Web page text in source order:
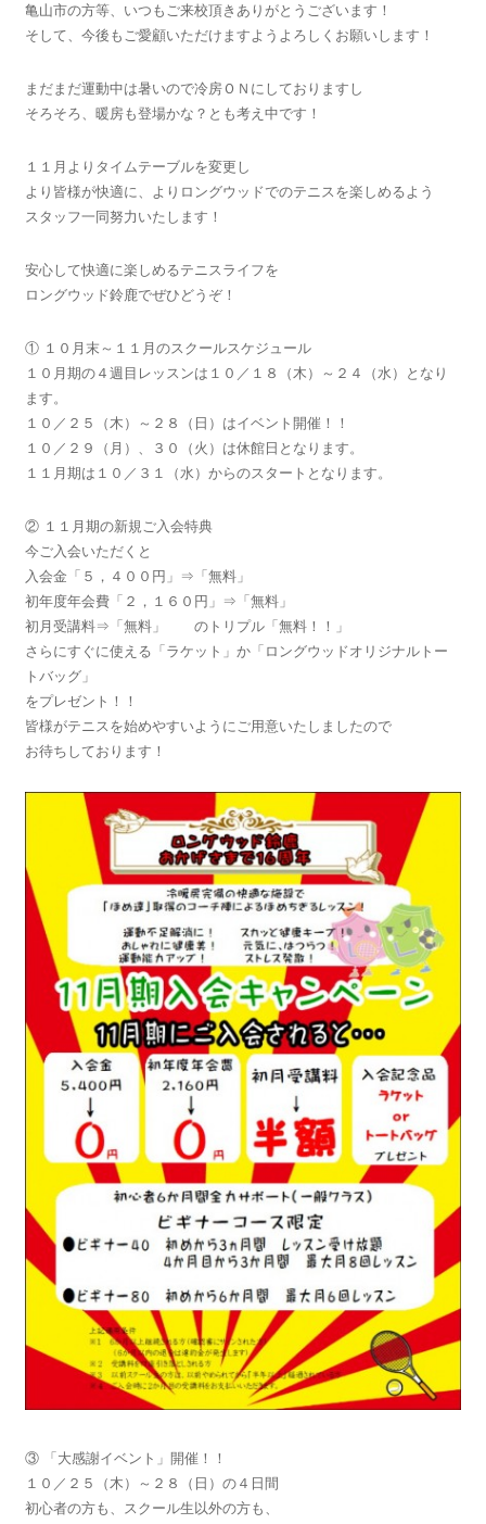
亀山市の方等、いつもご来校頂きありがとうございます！
そして、今後もご愛顧いただけますようよろしくお願いします！
まだまだ運動中は暑いので冷房ＯＮにしておりますし
そろそろ、暖房も登場かな？とも考え中です！
１１月よりタイムテーブルを変更し
より皆様が快適に、よりロングウッドでのテニスを楽しめるよう
スタッフ一同努力いたします！
安心して快適に楽しめるテニスライフを
ロングウッド鈴鹿でぜひどうぞ！
① １０月末～１１月のスクールスケジュール
１０月期の４週目レッスンは１０／１８（木）～２４（水）となり
ます。
１０／２５（木）～２８（日）はイベント開催！！
１０／２９（月）、３０（火）は休館日となります。
１１月期は１０／３１（水）からのスタートとなります。
② １１月期の新規ご入会特典
今ご入会いただくと
入会金「５，４００円」⇒「無料」
初年度年会費「２，１６０円」⇒「無料」
初月受講料⇒「無料」 のトリプル「無料！！」
さらにすぐに使える「ラケット」か「ロングウッドオリジナルトー
トバッグ」
をプレゼント！！
皆様がテニスを始めやすいようにご用意いたしましたので
お待ちしております！
③ 「大感謝イベント」開催！！
１０／２５（木）～２８（日）の４日間
初心者の方も、スクール生以外の方も、